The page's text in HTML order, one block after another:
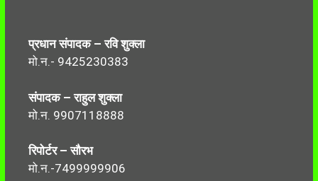
प्रधान संपादक – रवि शुक्ला
मो.न.- 9425230383
संपादक – राहुल शुक्ला
मो.न. 9907118888
रिपोर्टर – सौरभ
मो.न.-7499999906